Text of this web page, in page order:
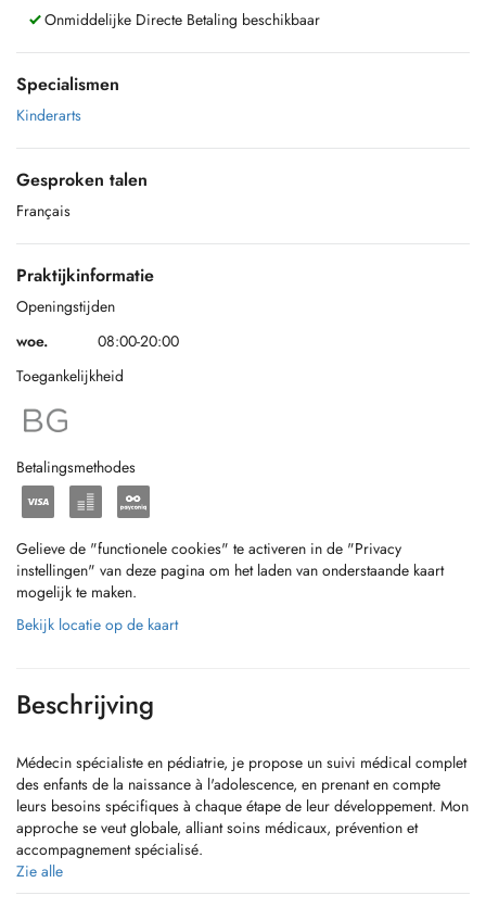
Onmiddelijke Directe Betaling beschikbaar
Specialismen
Kinderarts
Gesproken talen
Français
Praktijkinformatie
Openingstijden
woe.
08:00-20:00
Toegankelijkheid
Betalingsmethodes
Gelieve de "functionele cookies" te activeren in de "Privacy
instellingen" van deze pagina om het laden van onderstaande kaart
mogelijk te maken.
Bekijk locatie op de kaart
Beschrijving
Médecin spécialiste en pédiatrie, je propose un suivi médical complet
des enfants de la naissance à l'adolescence, en prenant en compte
leurs besoins spécifiques à chaque étape de leur développement. Mon
approche se veut globale, alliant soins médicaux, prévention et
accompagnement spécialisé.
Grâce à ma formation complémentaire en Néonatologie et en
réanimation Néonatale, je suis particulièrement sensible aux
Zie alle